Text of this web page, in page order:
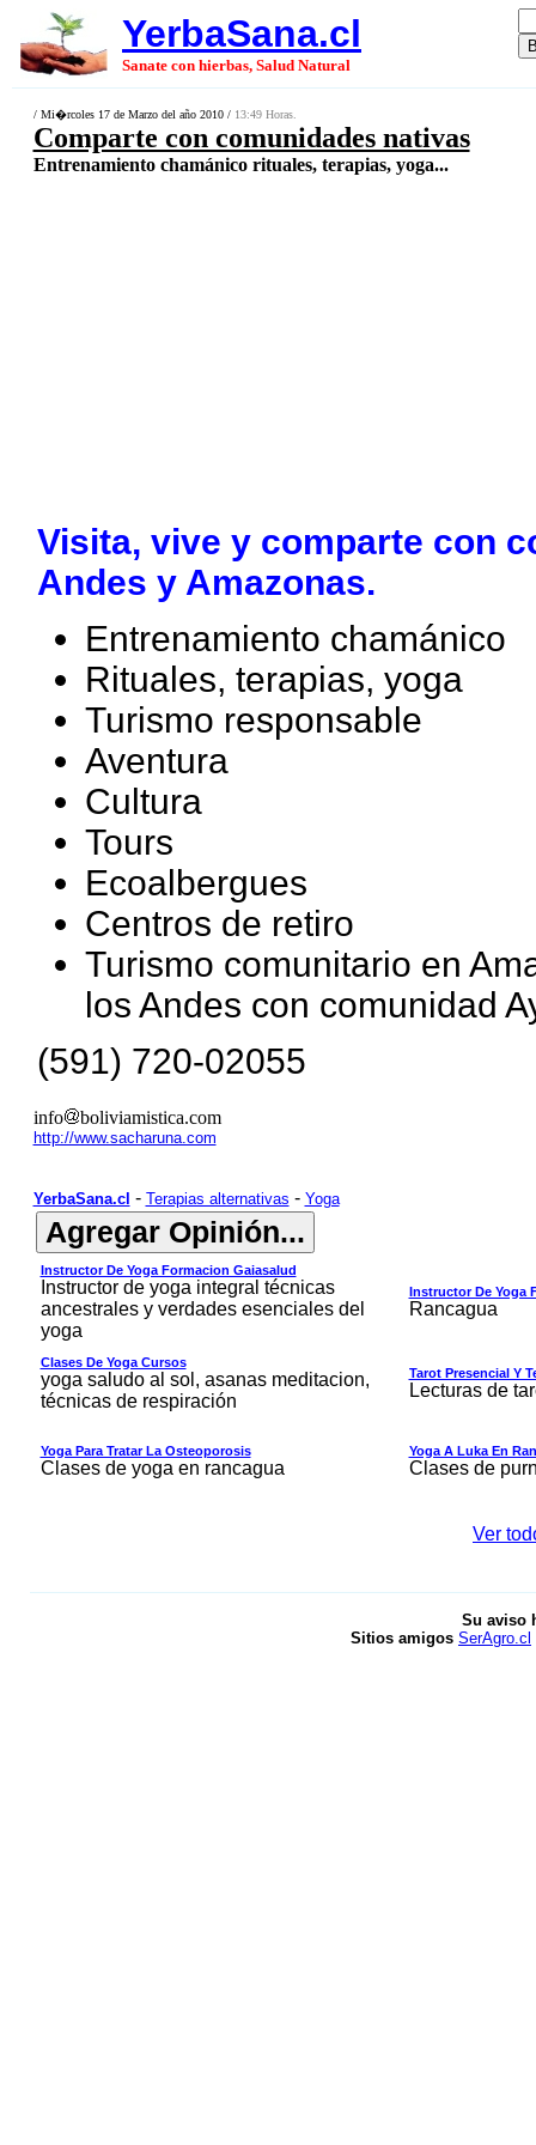
YerbaSana.cl
Sanate con hierbas, Salud Natural
/ Mi�rcoles 17 de Marzo del año 2010 / 13:49 Horas.
Comparte con comunidades nativas
Entrenamiento chamánico rituales, terapias, yoga...
Visita, vive y comparte con
Andes y Amazonas.
Entrenamiento chamánico
Rituales, terapias, yoga
Turismo responsable
Aventura
Cultura
Tours
Ecoalbergues
Centros de retiro
Turismo comunitario en
los Andes con comunidad
(591) 720-02055
info boliviamistica.com
http://www.sacharuna.com
YerbaSana.cl - Terapias alternativas - Yoga
Instructor De Yoga Formacion Gaiasalud
Instructor de yoga integral técnicas
ancestrales y verdades esenciales del
yoga
Instructor De Yoga
Rancagua
Clases De Yoga Cursos
yoga saludo al sol, asanas meditacion,
técnicas de respiración
Tarot Presencial Y
Lecturas de
Yoga Para Tratar La Osteoporosis
Clases de yoga en rancagua
Yoga A Luka En
Clases de
Ver
Su aviso
Sitios amigos SerAgro.cl